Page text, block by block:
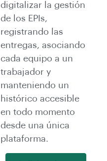
digitalizar la gestión
de los EPIs,
registrando las
entregas, asociando
cada equipo a un
trabajador y
manteniendo un
histórico accesible
en todo momento
desde una única
plataforma.